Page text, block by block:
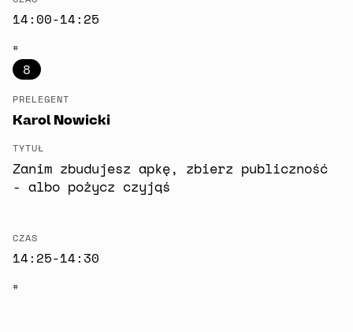
14:00-14:25
#
8
PRELEGENT
Karol Nowicki
TYTUŁ
Zanim zbudujesz apkę, zbierz publiczność
- albo pożycz czyjąś
CZAS
14:25-14:30
#